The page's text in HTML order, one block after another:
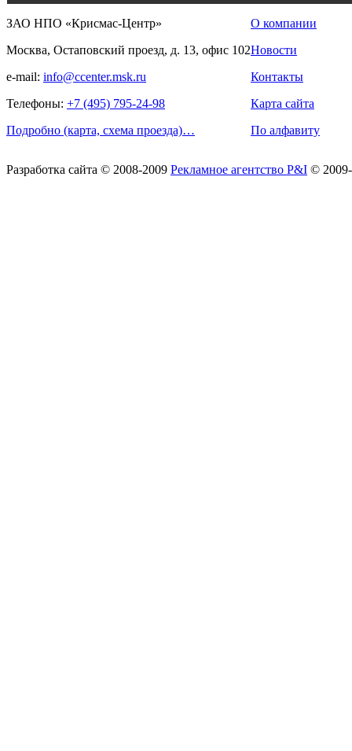
ЗАО НПО «Крисмас-Центр»
Москва, Остаповский проезд, д. 13, офис 102
e-mail: info@ccenter.msk.ru
Телефоны: +7 (495) 795-24-98
Подробно (карта, схема проезда)…
О компании
Новости
Контакты
Карта сайта
По алфавиту
Разработка сайта © 2008-2009 Рекламное агентство P&I ©